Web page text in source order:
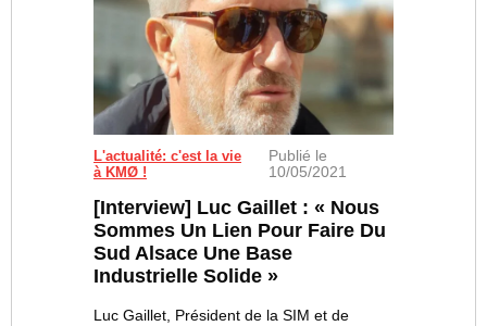
L'actualité: c'est la vie
à KMØ !
Publié le
10/05/2021
[Interview] Luc Gaillet : « Nous
Sommes Un Lien Pour Faire Du
Sud Alsace Une Base
Industrielle Solide »
Luc Gaillet, Président de la SIM et de